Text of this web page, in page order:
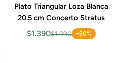
Plato Triangular Loza Blanca
20.5 cm Concerto Stratus
$1.390$1.990 -30%